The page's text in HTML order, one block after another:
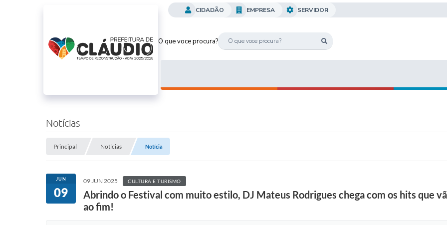
O que voce procura?
CIDADÃO EMPRESA SERVIDOR
Notícias
Principal Notícias Notícia
JUN
09
09 JUN 2025 CULTURA E TURISMO
Abrindo o Festival com muito estilo, DJ Mateus Rodrigues chega com os hits que
ao fim!